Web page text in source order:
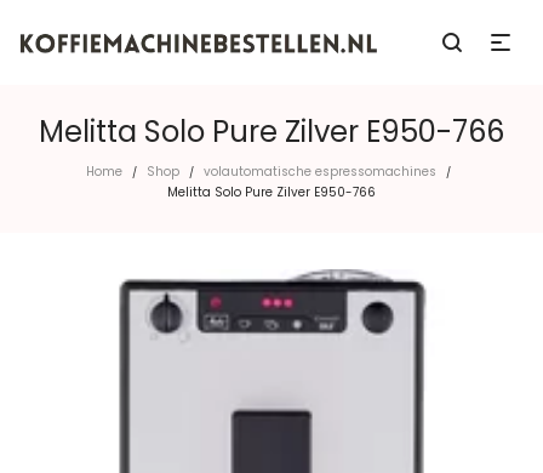
Melitta Solo Pure Zilver E950-766
Home / Shop / volautomatische espressomachines /
Melitta Solo Pure Zilver E950-766